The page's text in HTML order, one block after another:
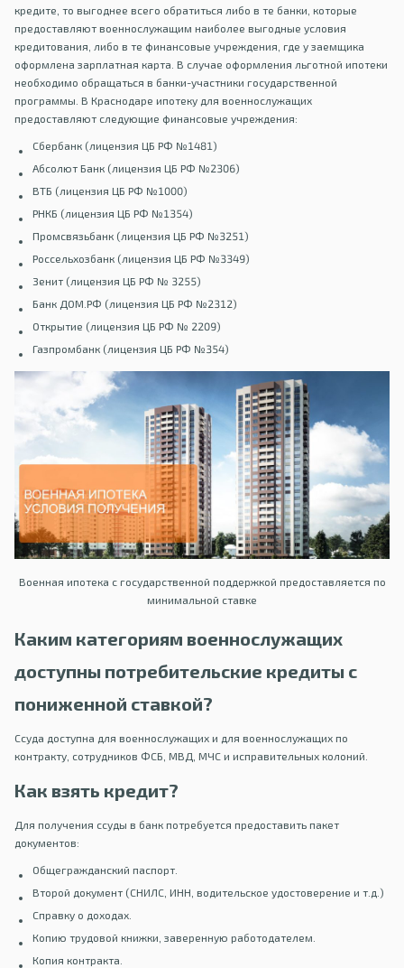
кредите, то выгоднее всего обратиться либо в те банки, которые
предоставляют военнослужащим наиболее выгодные условия
кредитования, либо в те финансовые учреждения, где у заемщика
оформлена зарплатная карта. В случае оформления льготной ипотеки
необходимо обращаться в банки-участники государственной
программы. В Краснодаре ипотеку для военнослужащих
предоставляют следующие финансовые учреждения:
Сбербанк (лицензия ЦБ РФ №1481)
Абсолют Банк (лицензия ЦБ РФ №2306)
ВТБ (лицензия ЦБ РФ №1000)
РНКБ (лицензия ЦБ РФ №1354)
Промсвязьбанк (лицензия ЦБ РФ №3251)
Россельхозбанк (лицензия ЦБ РФ №3349)
Зенит (лицензия ЦБ РФ № 3255)
Банк ДОМ.РФ (лицензия ЦБ РФ №2312)
Открытие (лицензия ЦБ РФ № 2209)
Газпромбанк (лицензия ЦБ РФ №354)
Военная ипотека с государственной поддержкой предоставляется по
минимальной ставке
Каким категориям военнослужащих
доступны потребительские кредиты с
пониженной ставкой?
Ссуда доступна для военнослужащих и для военнослужащих по
контракту, сотрудников ФСБ, МВД, МЧС и исправительных колоний.
Как взять кредит?
Для получения ссуды в банк потребуется предоставить пакет
документов:
Общегражданский паспорт.
Второй документ (СНИЛС, ИНН, водительское удостоверение и т.д.)
Справку о доходах.
Копию трудовой книжки, заверенную работодателем.
Копия контракта.